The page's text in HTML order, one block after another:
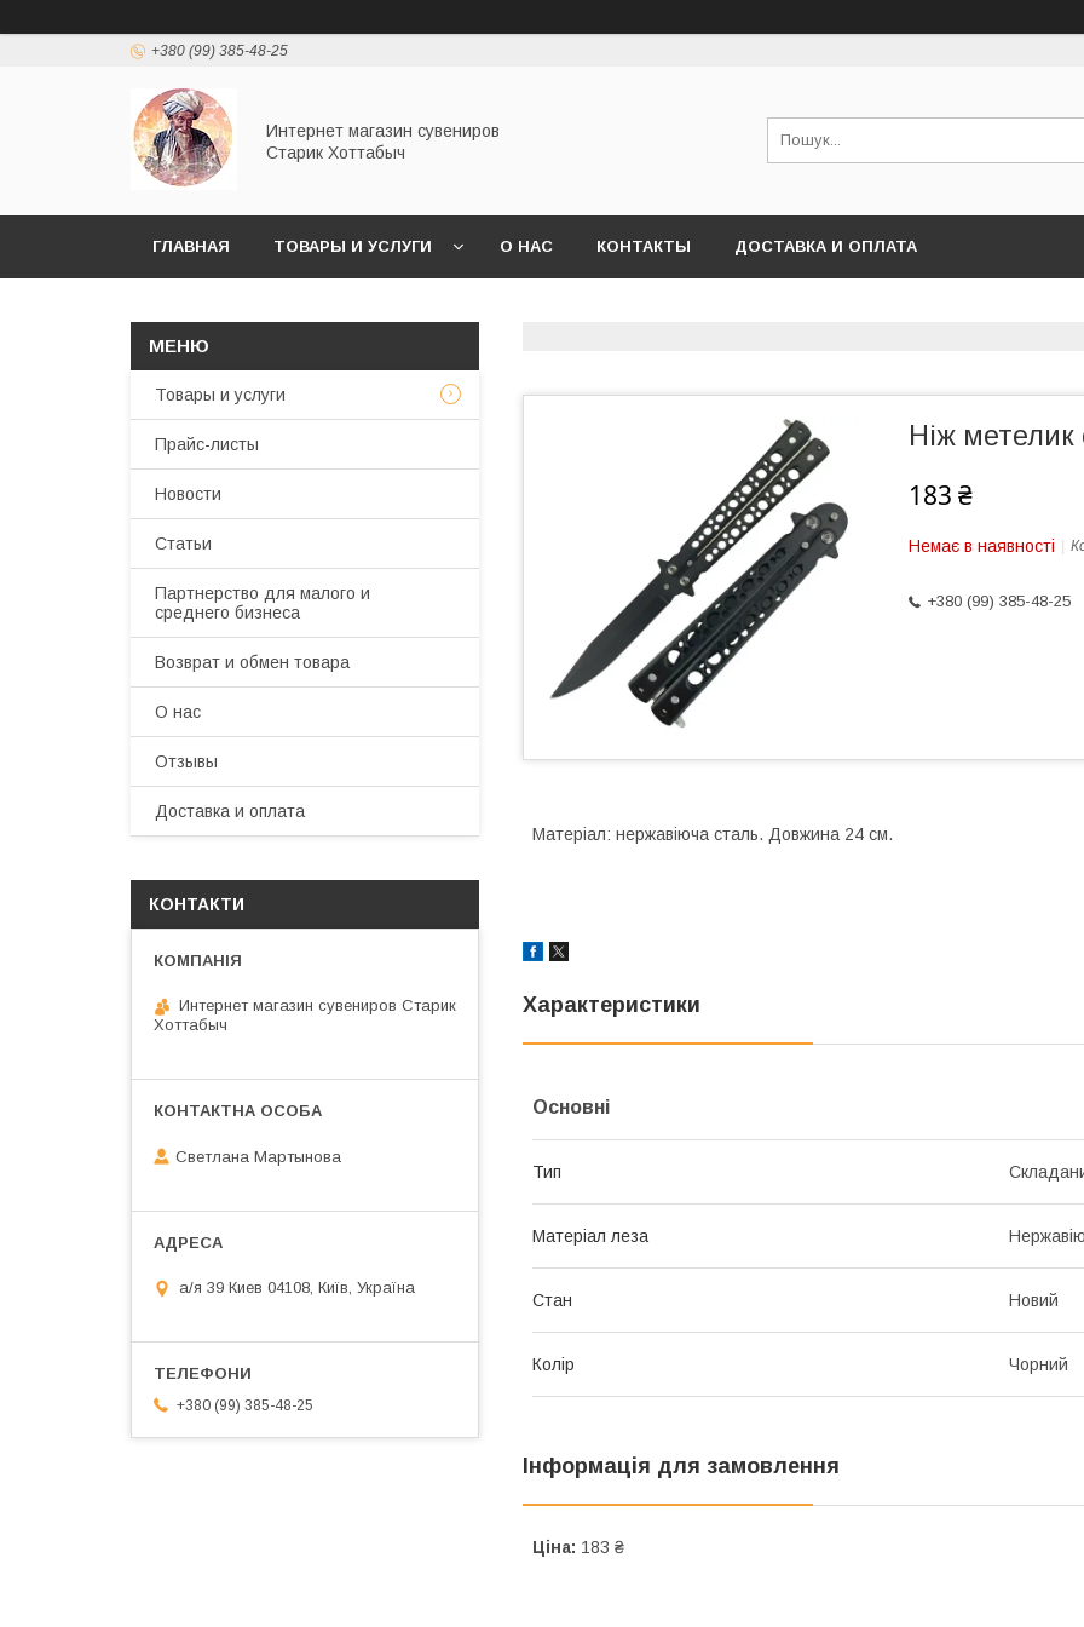
+380 (99) 385-48-25
Интернет магазин сувениров
Старик Хоттабыч
ГЛАВНАЯ ТОВАРЫ И УСЛУГИ О НАС КОНТАКТЫ ДОСТАВКА И ОПЛАТА
Ніж
183 ₴
Немає в наявності
+380 (99) 385-48-25
Матеріал: нержавіюча сталь. Довжина 24 см.
Характеристики
Основні
Тип
Матеріал леза
Стан Новий
Колір Чорний
Інформація для замовлення
Ціна: 183 ₴
Товары и услуги
Прайс-листы
Новости
Статьи
Партнерство для малого и
среднего бизнеса
Возврат и обмен товара
О нас
Отзывы
Доставка и оплата
КОНТАКТИ
Интернет магазин сувениров Старик
Хоттабыч
Светлана Мартынова
а/я 39 Киев 04108, Київ, Україна
+380 (99) 385-48-25